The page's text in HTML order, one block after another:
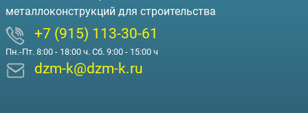
металлоконструкций для строительства
+7 (915) 113-30-61
Пн.-Пт. 8:00 - 18:00 ч. Сб. 9:00 - 15:00 ч
dzm-k@dzm-k.ru